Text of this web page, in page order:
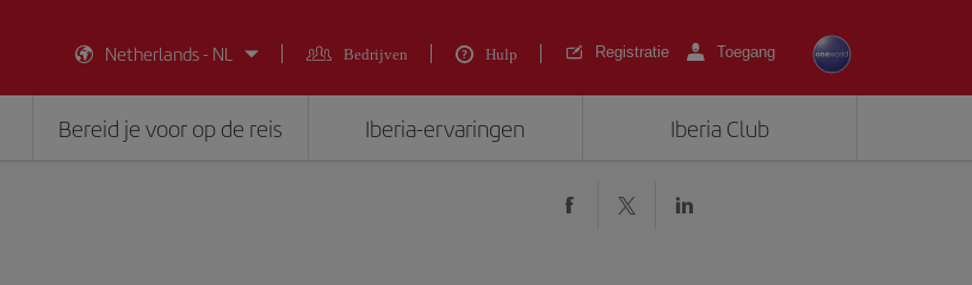
Netherlands - NL
Bedrijven Hulp Registratie Toegang
Bereid je voor op de reis Iberia-ervaringen Iberia Club